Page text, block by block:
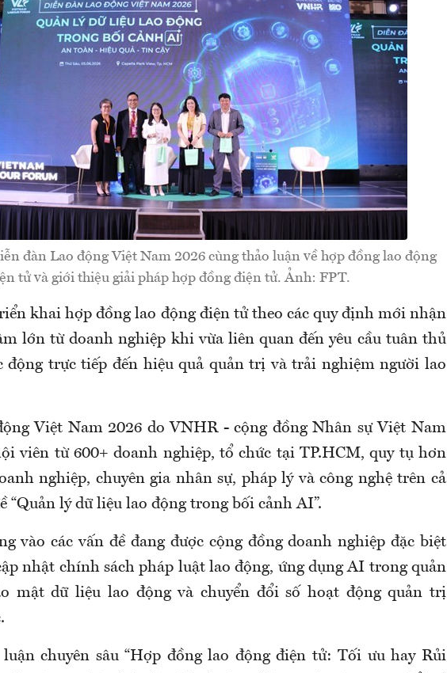
đàn Lao động Việt Nam 2026 cùng thảo luận về hợp đồng lao động
tử và giới thiệu giải pháp hợp đồng điện tử. Ảnh: FPT.
khai hợp đồng lao động điện tử theo các quy định mới nhận
lớn từ doanh nghiệp khi vừa liên quan đến yêu cầu tuân thủ
động trực tiếp đến hiệu quả quản trị và trải nghiệm người lao
Việt Nam 2026 do VNHR - cộng đồng Nhân sự Việt Nam
viên từ 600+ doanh nghiệp, tổ chức tại TP.HCM, quy tụ hơn
nghiệp, chuyên gia nhân sự, pháp lý và công nghệ trên cả
“Quản lý dữ liệu lao động trong bối cảnh AI”.
vào các vấn đề đang được cộng đồng doanh nghiệp đặc biệt
nhật chính sách pháp luật lao động, ứng dụng AI trong quản
mật dữ liệu lao động và chuyển đổi số hoạt động quản trị
chuyên sâu “Hợp đồng lao động điện tử: Tối ưu hay Rủi